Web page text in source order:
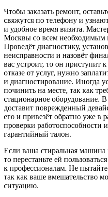
Чтобы заказать ремонт,
свяжутся по телефону и
и удобное время визита.
Москвы со всем необходимым
Проведёт диагностику,
неисправности и назовёт
вас устроит, то он приступит
отказе от услуг, нужно
и диагностирование. Иногда
починить на месте, так как
стационарное оборудование.
доставит поврежденный
его и привезёт обратно уже в
проверки
гарантийный талон.
Если ваша стиральная машина
то перестаньте ей
к профессионалам. Не
так как ваше вмешательство
ситуацию.